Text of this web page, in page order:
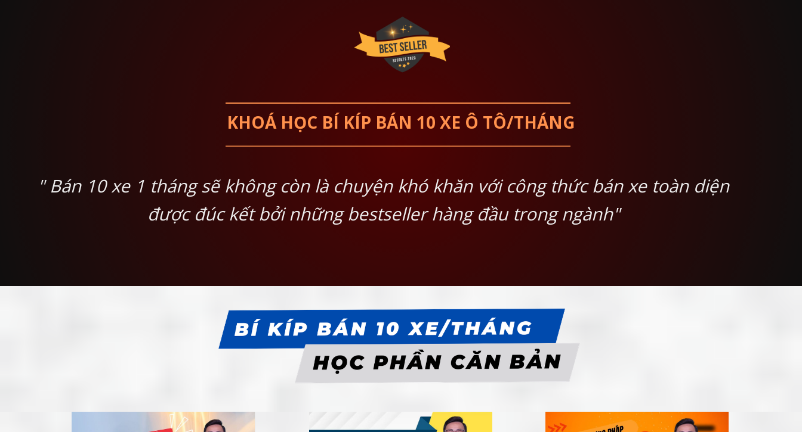
KHOÁ HỌC BÍ KÍP BÁN 10 XE Ô TÔ/THÁNG
" Bán 10 xe 1 tháng sẽ không còn là chuyện khó khăn với công thức bán xe toàn diện
được đúc kết bởi những bestseller hàng đầu trong ngành"